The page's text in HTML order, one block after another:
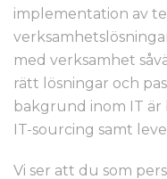
implementation av
med verksamhet
rätt lösningar och
bakgrund inom IT
IT-sourcing samt
Vi ser att du som